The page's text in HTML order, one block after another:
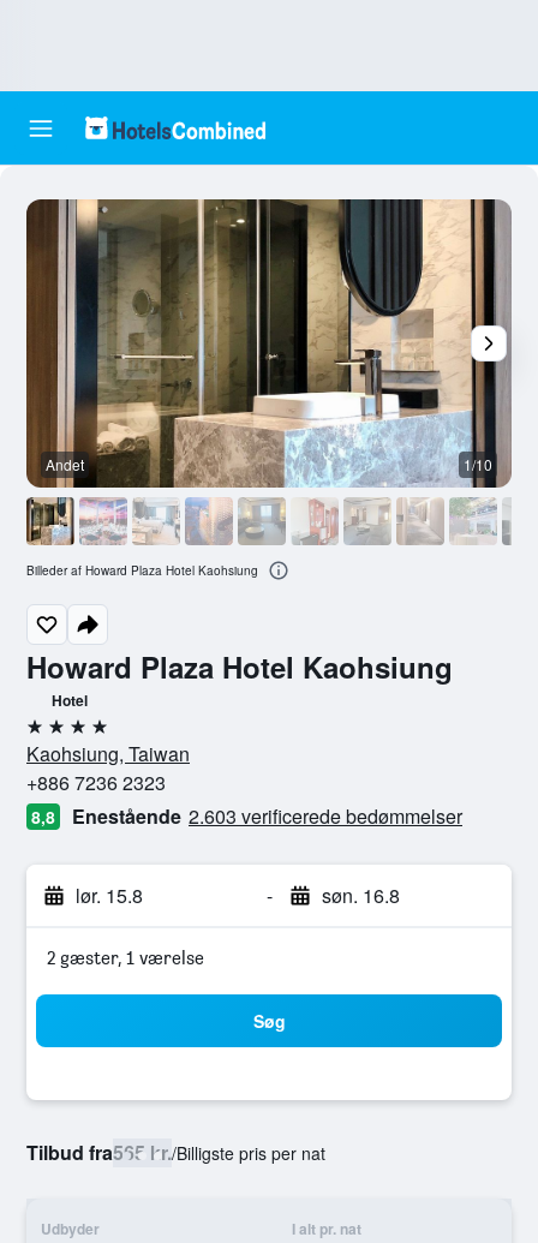
Howard Plaza Hotel Kaohsiung
Hotel
4 stjerner
Kaohsiung, Taiwan
+886 7236 2323
8,8 Enestående 2.603 verificerede bedømmelser
lør. 15.8 - søn. 16.8
2 gæster, 1 værelse
Søg
Tilbud fra565 kr./Billigste pris per nat
Udbyder I alt pr. nat
Andet 1/10
Billeder af Howard Plaza Hotel Kaohsiung